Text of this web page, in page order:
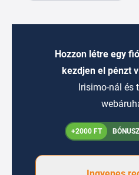
Hozzon létre egy
kezdjen el pénzt
Irisimo-nál és
+2000 FT